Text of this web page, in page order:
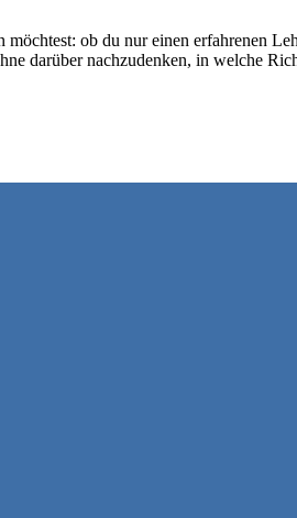
ob du nur einen erfahrenen
darüber nachzudenken, in welche